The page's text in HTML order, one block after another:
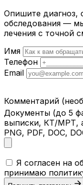
Опишите диагноз,
обследования —
лечения с точной
Имя
Телефон
Email
Комментарий
Документы (до 5
выписки, КТ/МРТ,
PNG, PDF, DOC,
Я согласен на
принимаю